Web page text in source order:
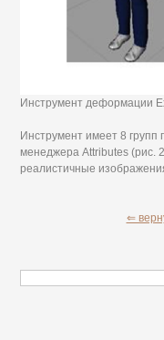
Инструмент деформации
Инструмент имеет 8 групп
менеджера Attributes (рис.
реалистичные
⇐